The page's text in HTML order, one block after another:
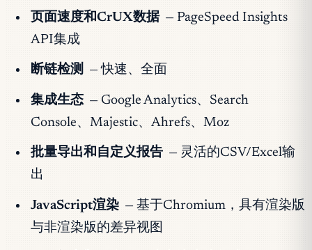
页面速度和CrUX数据 — PageSpeed Insights
API集成
断链检测 — 快速、全面
集成生态 — Google Analytics、Search
Console、Majestic、Ahrefs、Moz
批量导出和自定义报告 — 灵活的CSV/Excel输
出
JavaScript渲染 — 基于Chromium，具有渲染版
与非渲染版的差异视图